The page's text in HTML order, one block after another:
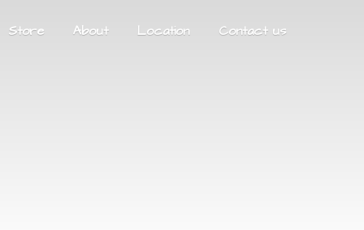
Store About Location Contact us